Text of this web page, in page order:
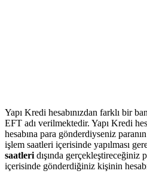
Yapı Kredi hesabınızdan farklı bir
EFT adı verilmektedir. Yapı Kredi
hesabına para gönderdiyseniz
işlem saatleri içerisinde yapılması
saatleri dışında gerçekleştireceğiniz
içerisinde gönderdiğiniz kişinin